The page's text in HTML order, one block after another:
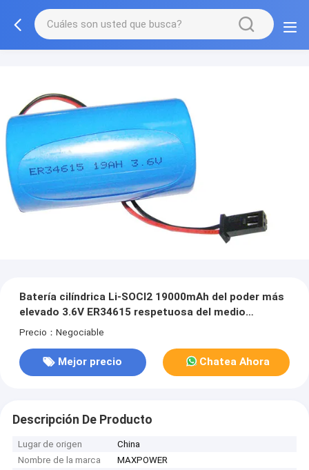
Batería cilíndrica Li-SOCl2 19000mAh del poder más
elevado 3.6V ER34615 respetuosa del medio
ambiente
Precio：Negociable
Mejor precio Chatea Ahora
Descripción De Producto
Lugar de origen
China
Nombre de la marca
MAXPOWER